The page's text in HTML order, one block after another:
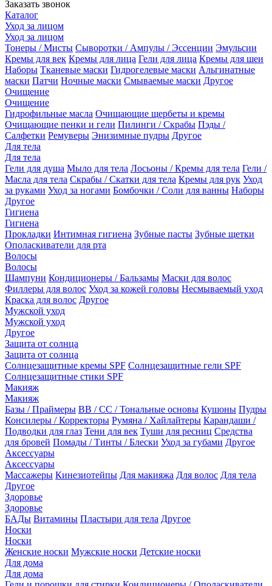
Заказать звонок
Каталог
Уход за лицом
Уход за лицом
Тонеры / Мисты Сыворотки / Ампулы / Эссенции Эмульсии
Кремы для век Кремы для лица Гели для лица Кремы для шеи
Наборы Тканевые маски Гидрогелевые маски Альгинатные
маски Патчи Ночные маски Смываемые маски Другое
Очищение
Очищение
Гидрофильные масла Очищающие щербеты и кремы
Очищающие пенки и гели Пилинги / Скрабы Пэды /
Салфетки Ремуверы Энизимные пудры Другое
Для тела
Для тела
Гели для душа Мыло для тела Лосьоны / Кремы для тела Гели /
Масла для тела Скрабы / Скатки для тела Кремы для рук Уход
за руками Уход за ногами Бомбочки / Соли для ванны Наборы
Другое
Гигиена
Гигиена
Прокладки Интимная гигиена Зубные пасты Зубные щетки
Ополаскиватели для рта
Волосы
Волосы
Шампуни Кондиционеры / Бальзамы Маски для волос
Филлеры для волос Уход за кожей головы Несмываемый уход
Краска для волос Другое
Мужской уход
Мужской уход
Другое
Защита от солнца
Защита от солнца
Солнцезащитные кремы SPF Солнцезащитные гели SPF
Солнцезащитные стики SPF
Макияж
Макияж
Базы / Праймеры BB / CC / Тональные основы Кушоны Пудры
Консилеры / Корректоры Румяна / Хайлайтеры Карандаши /
Подводки для глаз Тени для век Туши для ресниц Средства
для бровей Помады / Тинты / Блески Уход за губами Другое
Аксессуары
Аксессуары
Массажеры Кинезиотейпы Для макияжа Для волос Для тела
Другое
Здоровье
Здоровье
БАДы Витамины Пластыри для тела Другое
Носки
Носки
Женские носки Мужские носки Детские носки
Для дома
Для дома